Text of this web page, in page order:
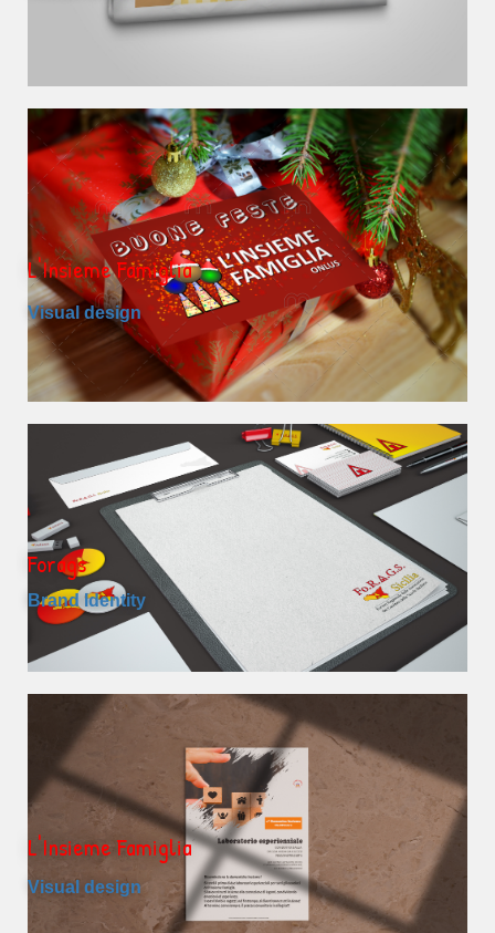
L'Insieme Famiglia
Visual design
Forags
Brand Identity
L'Insieme Famiglia
Visual design